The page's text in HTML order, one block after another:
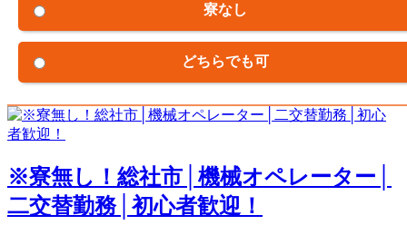
寮なし
どちらでも可
※寮無し！総社市│機械オペレーター│
二交替勤務│初心者歓迎！